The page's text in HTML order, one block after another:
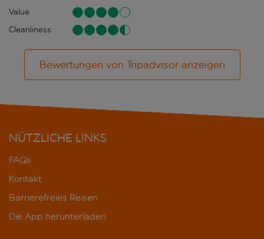
Value
Cleanliness
Bewertungen von Tripadvisor anzeigen
NÜTZLICHE LINKS
FAQs
Kontakt
Barrierefreies Reisen
Die App herunterladen